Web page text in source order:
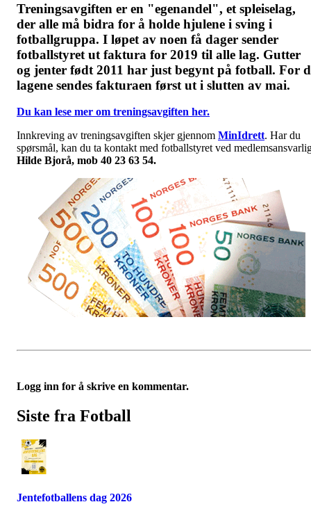
Treningsavgiften er en "egenandel", et spleiselag,
der alle må bidra for å holde hjulene i sving i
fotballgruppa. I løpet av noen få dager sender
fotballstyret ut faktura for 2019 til alle lag. Gutter
og jenter født 2011 har just begynt på fotball. For
lagene sendes fakturaen først ut i slutten av mai.
Du kan lese mer om treningsavgiften her.
Innkreving av treningsavgiften skjer gjennom MinIdrett. Har du
spørsmål, kan du ta kontakt med fotballstyret ved
Hilde Bjorå, mob 40 23 63 54.
Logg inn for å skrive en kommentar.
Siste fra Fotball
Jentefotballens dag 2026